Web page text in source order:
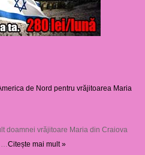
de Nord pentru vrăjitoarea Maria
doamnei vrăjitoare Maria din Craiova
Citește mai mult »